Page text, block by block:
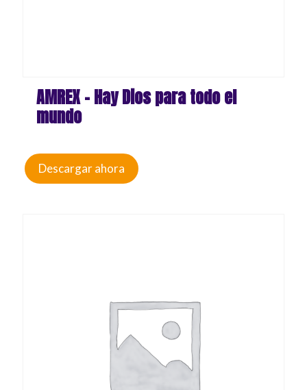
AMREX – Hay Dios para todo el
mundo
Descargar ahora